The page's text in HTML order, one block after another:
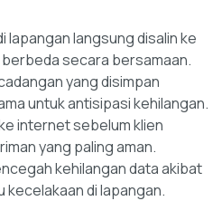
lapangan langsung disalin ke
secara bersamaan.
yang disimpan
untuk antisipasi kehilangan.
internet sebelum klien
yang paling aman.
kehilangan data akibat
di lapangan.